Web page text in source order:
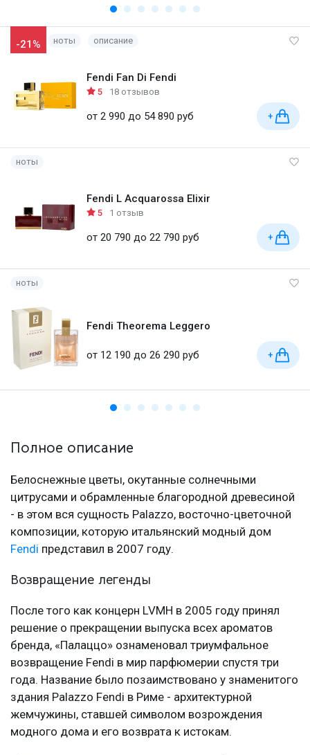
-21% ноты описание
Fendi Fan Di Fendi
5 18 отзывов
от 2 990 до 54 890 руб +
ноты
Fendi L Acquarossa Elixir
5 1 отзыв
от 20 790 до 22 790 руб +
ноты
Fendi Theorema Leggero
от 12 190 до 26 290 руб +
Полное описание
Белоснежные цветы, окутанные солнечными
цитрусами и обрамленные благородной древесиной
- в этом вся сущность Palazzo, восточно-цветочной
композиции, которую итальянский модный дом
Fendi представил в 2007 году.
Возвращение легенды
После того как концерн LVMH в 2005 году принял
решение о прекращении выпуска всех ароматов
бренда, «Палаццо» ознаменовал триумфальное
возвращение Fendi в мир парфюмерии спустя три
года. Название было позаимствовано у знаменитого
здания Palazzo Fendi в Риме - архитектурной
жемчужины, ставшей символом возрождения
модного дома и его возврата к истокам.